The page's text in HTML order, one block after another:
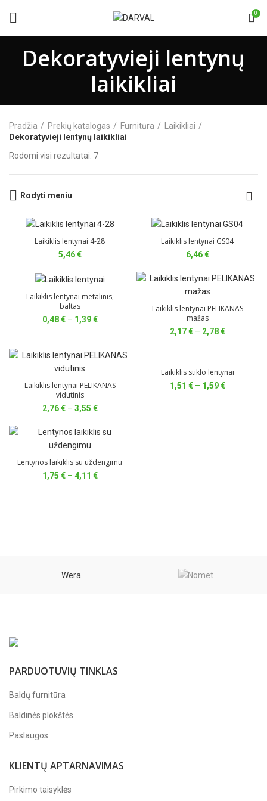
0
Dekoratyvieji lentynų
laikikliai
Pradžia Prekių katalogas Furnitūra
Laikikliai
Dekoratyvieji lentynų laikikliai
Rodomi visi rezultatai: 7
Rodyti meniu
Laikiklis lentynai 4-28
5,46€
Laikiklis lentynai GS04
6,46€
Laikiklis lentynai metalinis,
baltas
0,48€ – 1,39€Price
through
1,39 €
Laikiklis lentynai PELIKANAS
mažas
2,17€ – 2,78€Price
2,78 €
Laikiklis lentynai PELIKANAS
vidutinis
2,76€ – 3,55 €Price
2,76 €
Laikiklis stiklo lentynai
1,51 € – 1,59€Price
Lentynos laikiklis su uždengimu
1,75 € – 4,11 €Price
Wera
PARDUOTUVIŲ TINKLAS
Baldų furnitūra
Baldinės plokštės
Paslaugos
KLIENTŲ APTARNAVIMAS
Pirkimo taisyklės